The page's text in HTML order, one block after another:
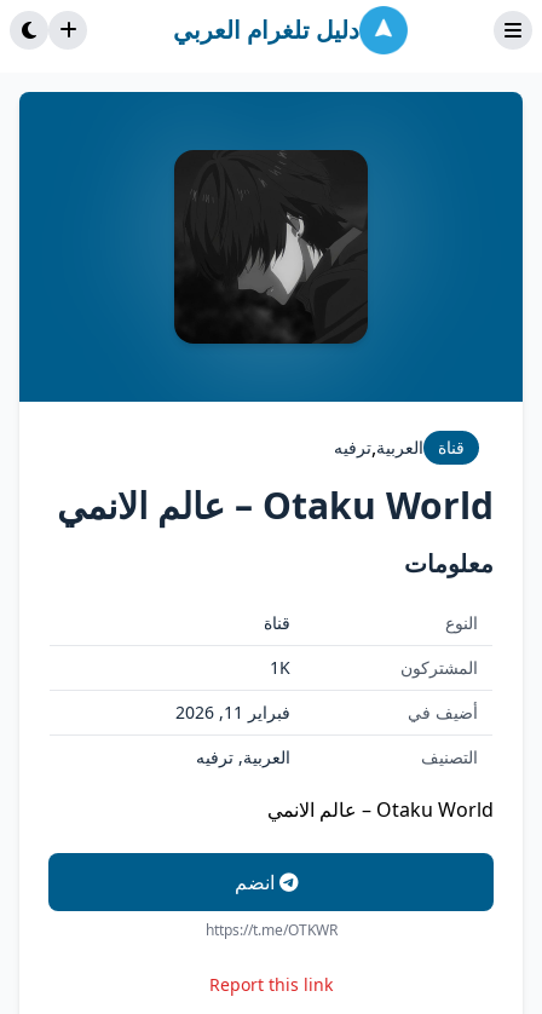
دليل تلغرام العربي
قناة العربية,ترفيه
Otaku World – عالم الانمي
معلومات
النوع
قناة
المشتركون
1K
أضيف في
فبراير 11, 2026
التصنيف
العربية, ترفيه
Otaku World – عالم الانمي
انضم
https://t.me/OTKWR
Report this link